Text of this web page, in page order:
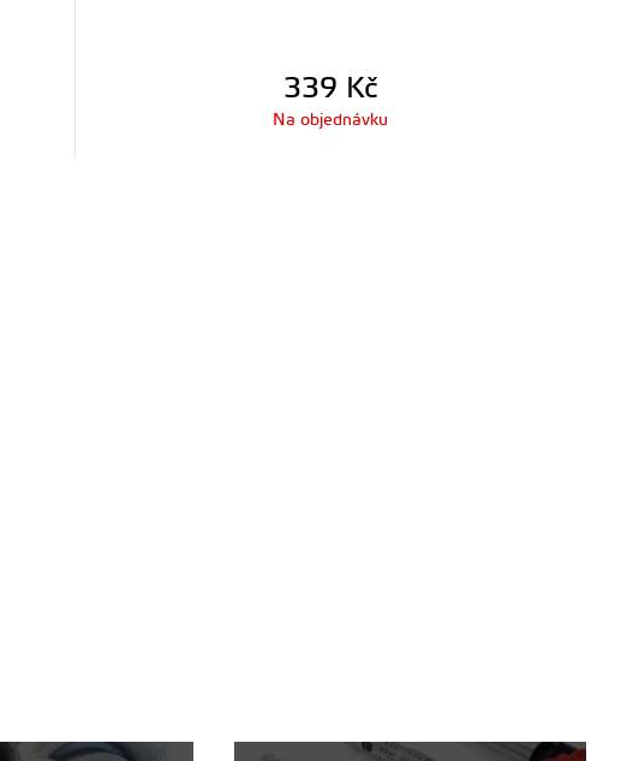
339 Kč
Na objednávku